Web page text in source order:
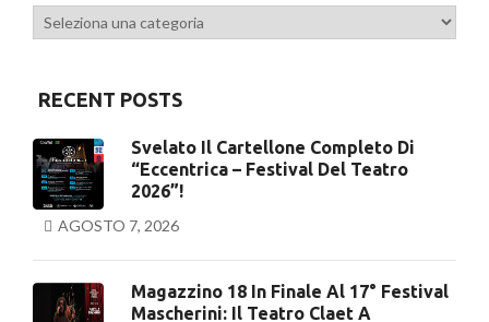
Categorie
RECENT POSTS
Svelato Il Cartellone Completo Di
“Eccentrica – Festival Del Teatro
2026”!
AGOSTO 7, 2026
Magazzino 18 In Finale Al 17° Festival
Mascherini: Il Teatro Claet A